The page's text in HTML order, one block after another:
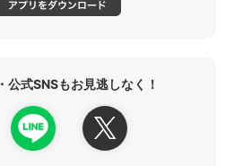
公式SNSもお見逃しなく！